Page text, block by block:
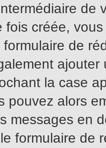
fois créée,
formulaire de
la case
pouvez alors
messages en
formulaire de